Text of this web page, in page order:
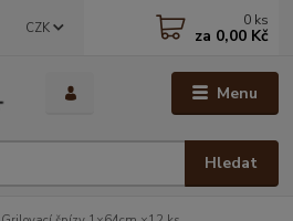
Menu
CZK
Hledat
0 ks
za 0,00 Kč